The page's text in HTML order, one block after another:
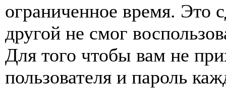
ограниченное время. Это
другой не смог
Для того чтобы вам не
пользователя и пароль